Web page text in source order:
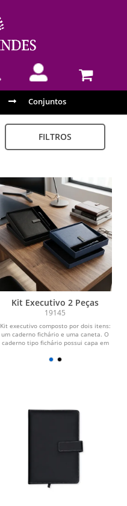
Conjuntos
FILTROS
Kit Executivo 2 Peças
19145
Kit executivo composto por dois itens:
um caderno fichário e uma caneta. O
caderno tipo fichário possui capa em